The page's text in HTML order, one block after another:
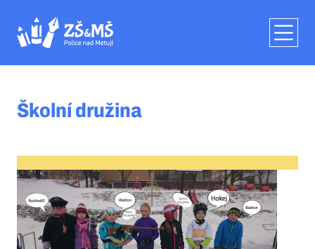
Školní družina